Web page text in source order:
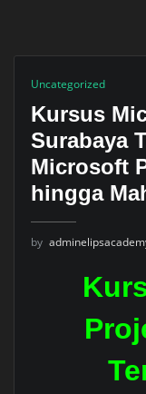
Uncategorized
Kursus
Surabaya
Microsoft
hingga
by